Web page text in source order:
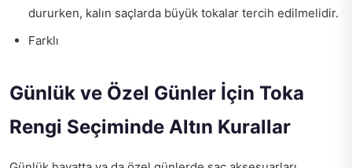
dururken, kalın saçlarda büyük tokalar tercih edilmelidir.
Farklı
Günlük ve Özel Günler İçin Toka
Rengi Seçiminde Altın Kurallar